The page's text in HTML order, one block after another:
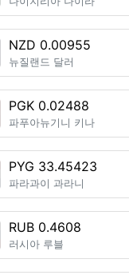
NZD 0.00955
뉴질랜드 달러
PGK 0.02488
파푸아뉴기니 키나
PYG 33.45423
파라과이 과라니
RUB 0.4608
러시아 루블